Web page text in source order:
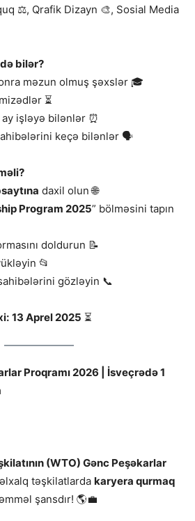
⚖, Qrafik Dizayn 🎨, Sosial Media
bilər?
məzun olmuş şəxslər 🎓
⏳
işləyə bilənlər ⏰
keçə bilənlər 🗣
daxil olun 🌐
Program 2025” bölməsini tapın
doldurun 📝
📂
gözləyin 📞
13 Aprel 2025 ⏳
Proqramı 2026 | İsveçrədə 1
(WTO) Gənc Peşəkarlar
təşkilatlarda karyera qurmaq
şansdır! 🌎💼